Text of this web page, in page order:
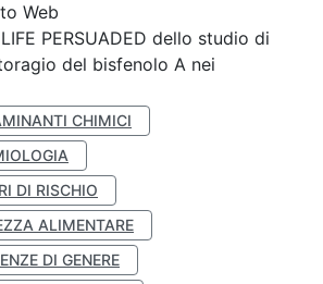
Web
PERSUADED dello studio di
del bisfenolo A nei
CHIMICI
DI RISCHIO
ALIMENTARE
DI GENERE